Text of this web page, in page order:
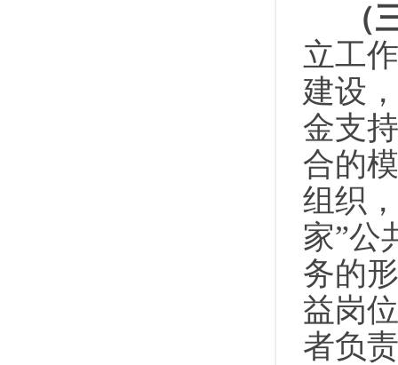
（
立工
建设
金支
合的
组织
家”公
务的
益岗
者负